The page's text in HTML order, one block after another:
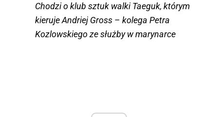
Chodzi o klub sztuk walki Taeguk, którym
kieruje Andriej Gross – kolega Petra
Kozlowskiego ze służby w marynarce